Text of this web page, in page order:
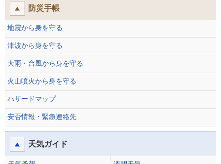
防災手帳
地震から身を守る
津波から身を守る
大雨・台風から身を守る
火山噴火から身を守る
ハザードマップ
安否情報・緊急連絡先
天気ガイド